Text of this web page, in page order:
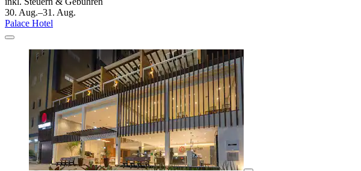
30. Aug.–31. Aug.
Palace Hotel